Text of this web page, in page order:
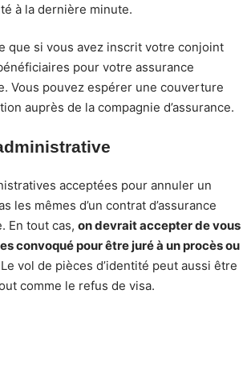
à la dernière minute.
que si vous avez inscrit votre conjoint
pour votre assurance
Vous pouvez espérer une couverture
auprès de la compagnie d’assurance.
acceptées pour annuler un
les mêmes d’un contrat d’assurance
En tout cas, on devrait accepter de vous
convoqué pour être juré à un procès ou
Le vol de pièces d’identité peut aussi être
comme le refus de visa.